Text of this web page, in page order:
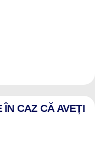
ÎN CAZ CĂ AVEȚI